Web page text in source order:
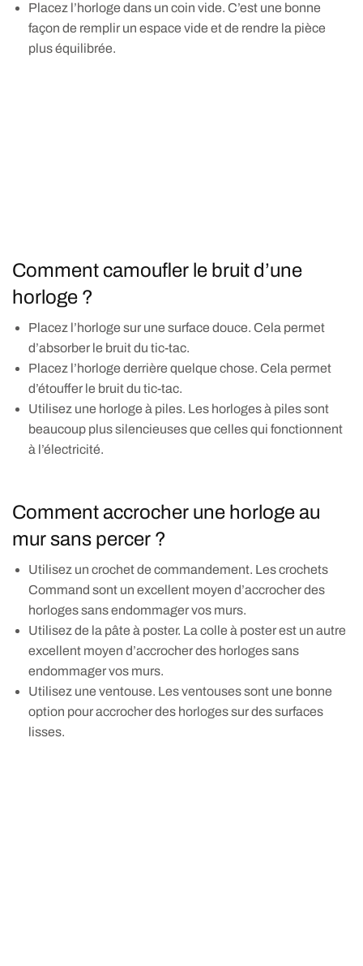
Placez l’horloge dans un coin vide. C’est une bonne
façon de remplir un espace vide et de rendre la pièce
plus équilibrée.
Comment camoufler le bruit d’une
horloge ?
Placez l’horloge sur une surface douce. Cela permet
d’absorber le bruit du tic-tac.
Placez l’horloge derrière quelque chose. Cela permet
d’étouffer le bruit du tic-tac.
Utilisez une horloge à piles. Les horloges à piles sont
beaucoup plus silencieuses que celles qui fonctionnent
à l’électricité.
Comment accrocher une horloge au
mur sans percer ?
Utilisez un crochet de commandement. Les crochets
Command sont un excellent moyen d’accrocher des
horloges sans endommager vos murs.
Utilisez de la pâte à poster. La colle à poster est un autre
excellent moyen d’accrocher des horloges sans
endommager vos murs.
Utilisez une ventouse. Les ventouses sont une bonne
option pour accrocher des horloges sur des surfaces
lisses.